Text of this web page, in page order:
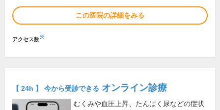
この医院の詳細をみる
アクセス数※
【 24h 】 今から受診できる オンライン診療
むくみや血圧上昇、たんぱく尿などの症状